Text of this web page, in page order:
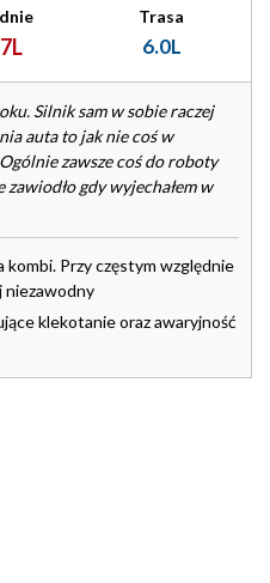
Trasa
6.0L
Silnik sam w sobie raczej
auta to jak nie coś w
zawsze coś do roboty
gdy wyjechałem w
kombi. Przy częstym względnie
niezawodny
klekotanie oraz awaryjność